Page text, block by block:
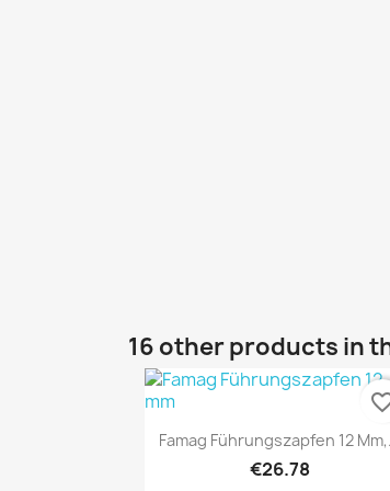
16 other products in
Quick view
Famag Führungszapfen 12
€26.78